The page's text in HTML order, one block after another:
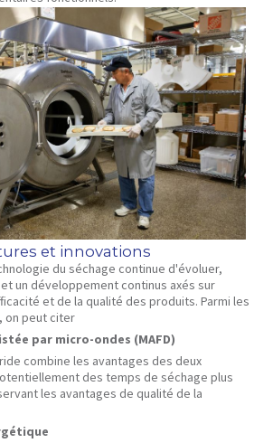
et innovations
du séchage continue d'évoluer,
un développement continus axés sur
et de la qualité des produits. Parmi les
on peut citer
par micro-ondes (MAFD)
combine les avantages des deux
des temps de séchage plus
les avantages de qualité de la